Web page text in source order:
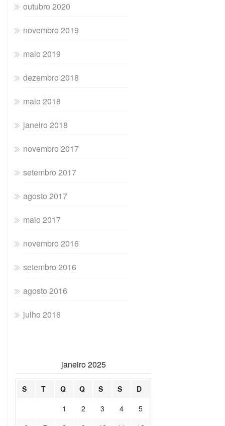
outubro 2020
novembro 2019
maio 2019
dezembro 2018
maio 2018
janeiro 2018
novembro 2017
setembro 2017
agosto 2017
maio 2017
novembro 2016
setembro 2016
agosto 2016
julho 2016
janeiro 2025
S T Q Q S S
D
1
2 3 4
5